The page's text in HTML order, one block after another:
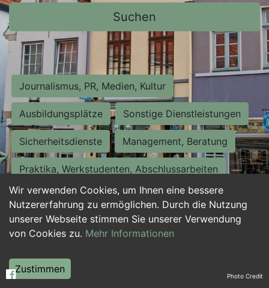
Wir verwenden Cookies, um Ihnen eine bessere
Nutzererfahrung zu ermöglichen. Durch die Nutzung
unserer Webseite stimmen Sie unserer Verwendung
von Cookies zu. Mehr Informationen
Zustimmen
Suchen
Journalismus, PR, Medien, Kultur
Ausbildungsplätze Sonstige Dienstleistungen
Sicherheitsdienste Management, Beratung
Praktika, Werkstudenten, Abschlussarbeiten
Personalwesen Assistenz, Sekretariat
Hilfskräfte, Aushilfs- und Nebenjobs
Weiterbildung, Studium, duale Ausbildung Photo Credit